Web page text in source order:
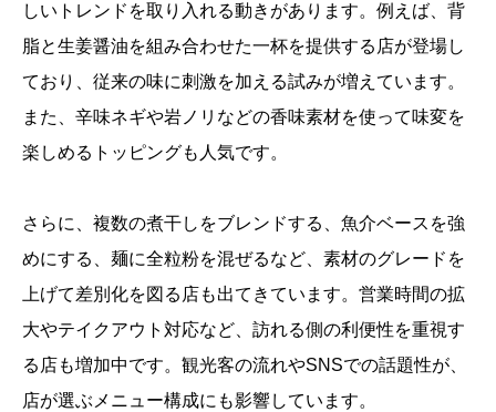
しいトレンドを取り入れる動きがあります。例えば、背
脂と生姜醤油を組み合わせた一杯を提供する店が登場し
ており、従来の味に刺激を加える試みが増えています。
また、辛味ネギや岩ノリなどの香味素材を使って味変を
楽しめるトッピングも人気です。
さらに、複数の煮干しをブレンドする、魚介ベースを強
めにする、麺に全粒粉を混ぜるなど、素材のグレードを
上げて差別化を図る店も出てきています。営業時間の拡
大やテイクアウト対応など、訪れる側の利便性を重視す
る店も増加中です。観光客の流れやSNSでの話題性が、
店が選ぶメニュー構成にも影響しています。